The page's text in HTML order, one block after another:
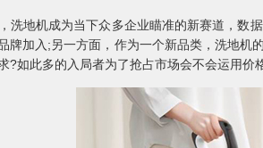
地机成为当下众多企业瞄准的新赛道，数据
牌加入;另一方面，作为一个新品类，洗地
?如此多的入局者为了抢占市场会不会运用价